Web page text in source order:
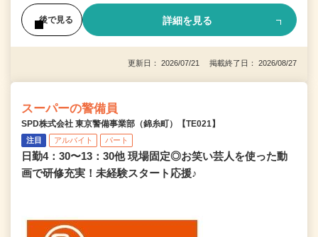
後で見る 詳細を見る
更新日： 2026/07/21 掲載終了日： 2026/08/27
スーパーの警備員
SPD株式会社 東京警備事業部（錦糸町）【TE021】
注目 アルバイト パート
日勤4：30〜13：30他 現場固定◎お笑い芸人を使った動
画で研修充実！未経験スタート応援♪